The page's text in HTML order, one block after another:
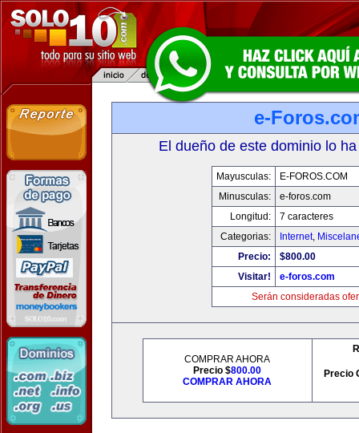
e-
El dueño de este dominio lo
Mayusculas:
E-FOROS.COM
Minusculas:
e-foros.com
Longitud:
7 caracteres
Categorias:
Internet,
Precio:
$800.00
Visitar!
e-foros.com
Serán consideradas
COMPRAR AHORA
Precio $800.00
COMPRAR AHORA
Precio